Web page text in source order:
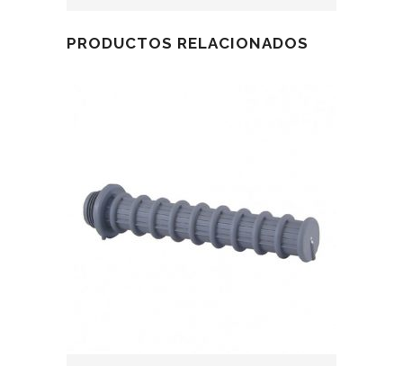
PRODUCTOS RELACIONADOS